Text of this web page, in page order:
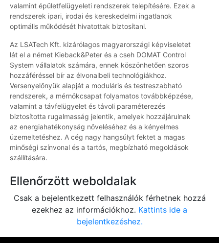
valamint épületfelügyeleti rendszerek telepítésére. Ezek a
rendszerek ipari, irodai és kereskedelmi ingatlanok
optimális működését hivatottak biztosítani.
Az LSATech Kft. kizárólagos magyarországi képviseletet
lát el a német Kieback&Peter és a cseh DOMAT Control
System vállalatok számára, ennek köszönhetően szoros
hozzáféréssel bír az élvonalbeli technológiákhoz.
Versenyelőnyük alapját a moduláris és testreszabható
rendszerek, a mérnökcsapat folyamatos továbbképzése,
valamint a távfelügyelet és távoli paraméterezés
biztosította rugalmasság jelentik, amelyek hozzájárulnak
az energiahatékonyság növeléséhez és a kényelmes
üzemeltetéshez. A cég nagy hangsúlyt fektet a magas
minőségi színvonal és a tartós, megbízható megoldások
szállítására.
Ellenőrzött weboldalak
Csak a bejelentkezett felhasználók férhetnek hozzá
ezekhez az információkhoz. Kattints ide a
bejelentkezéshez.